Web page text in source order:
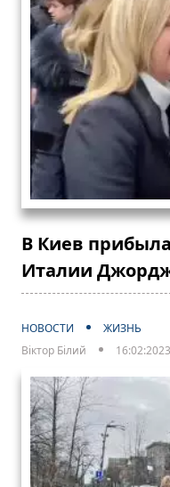
В Киев
Италии
НОВОСТИ
ЖИЗНЬ
Віктор Білий
16:02:2023